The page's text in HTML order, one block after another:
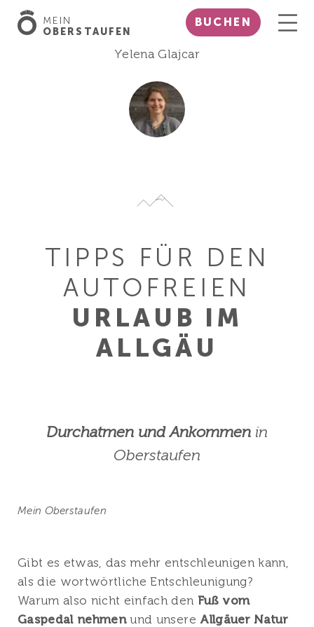
MEIN
OBERSTAUFEN
BUCHEN
Yelena Glajcar
TIPPS FÜR DEN
AUTOFREIEN
URLAUB IM
ALLGÄU
Durchatmen und Ankommen in
Oberstaufen
Mein Oberstaufen
Gibt es etwas, das mehr entschleunigen kann,
als die wortwörtliche Entschleunigung?
Warum also nicht einfach den Fuß vom
Gaspedal nehmenund unsere Allgäuer Natur